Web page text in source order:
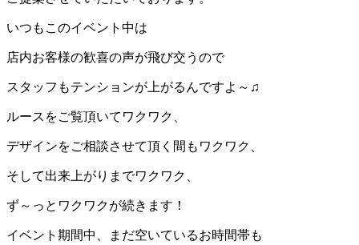
いつもこのイベント中は
店内お客様の歓喜の声が飛び交うので
スタッフもテンションが上がるんですよ～♫
ルースをご覧頂いてワクワク、
デザインをご相談させて頂く間もワクワク、
そして出来上がりまでワクワク、
ず～っとワクワクが続きます！
イベント期間中、まだ空いているお時間帯も